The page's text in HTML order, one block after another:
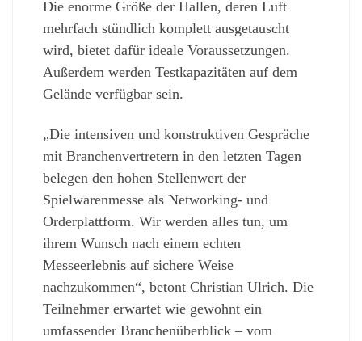
Die enorme Größe der Hallen, deren Luft
mehrfach stündlich komplett ausgetauscht
wird, bietet dafür ideale Voraussetzungen.
Außerdem werden Testkapazitäten auf dem
Gelände verfügbar sein.
„Die intensiven und konstruktiven Gespräche
mit Branchenvertretern in den letzten Tagen
belegen den hohen Stellenwert der
Spielwarenmesse als Networking- und
Orderplattform. Wir werden alles tun, um
ihrem Wunsch nach einem echten
Messeerlebnis auf sichere Weise
nachzukommen“, betont Christian Ulrich. Die
Teilnehmer erwartet wie gewohnt ein
umfassender Branchenüberblick – vom